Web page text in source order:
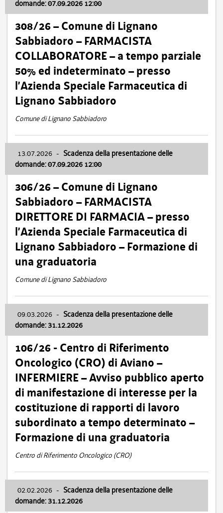
domande: 07.09.2026 12:00
308/26 – Comune di Lignano
Sabbiadoro – FARMACISTA
COLLABORATORE – a tempo parziale
50% ed indeterminato – presso
l’Azienda Speciale Farmaceutica di
Lignano Sabbiadoro
Comune di Lignano Sabbiadoro
13.07.2026 - Scadenza della presentazione delle
domande: 07.09.2026 12:00
306/26 – Comune di Lignano
Sabbiadoro – FARMACISTA
DIRETTORE DI FARMACIA – presso
l’Azienda Speciale Farmaceutica di
Lignano Sabbiadoro – Formazione di
una graduatoria
Comune di Lignano Sabbiadoro
09.03.2026 - Scadenza della presentazione delle
domande: 31.12.2026
106/26 - Centro di Riferimento
Oncologico (CRO) di Aviano –
INFERMIERE – Avviso pubblico aperto
di manifestazione di interesse per la
costituzione di rapporti di lavoro
subordinato a tempo determinato –
Formazione di una graduatoria
Centro di Riferimento Oncologico (CRO)
02.02.2026 - Scadenza della presentazione delle
domande: 31.12.2026